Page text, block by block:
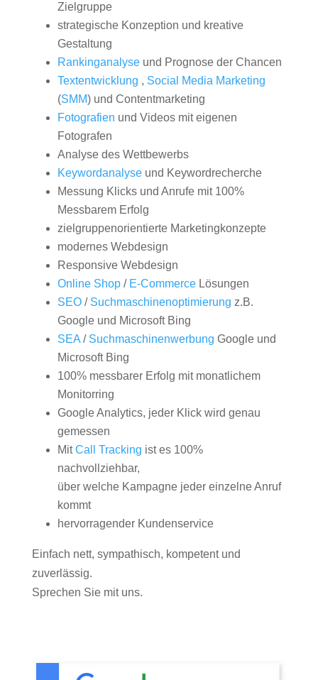
Zielgruppe
strategische Konzeption und kreative
Gestaltung
Rankinganalyseund Prognose der Chancen
Textentwicklung , Social Media Marketing
(SMM) und Contentmarketing
Fotografien und Videos mit eigenen
Fotografen
Analyse des Wettbewerbs
Keywordanalyseund Keywordrecherche
Messung Klicks und Anrufe mit 100%
Messbarem Erfolg
zielgruppenorientierte Marketingkonzepte
modernes Webdesign
Responsive Webdesign
Online Shop/ E-CommerceLösungen
SEO/ Suchmaschinenoptimierung z.B.
Google und Microsoft Bing
SEA/ Suchmaschinenwerbung Google und
Microsoft Bing
100% messbarer Erfolg mit monatlichem
Monitorring
Google Analytics, jeder Klick wird genau
gemessen
MitCall Tracking ist es 100%
nachvollziehbar,
über welche Kampagne jeder einzelne Anruf
kommt
hervorragender Kundenservice
Einfach nett, sympathisch, kompetent und
zuverlässig.
Sprechen Sie mit uns.